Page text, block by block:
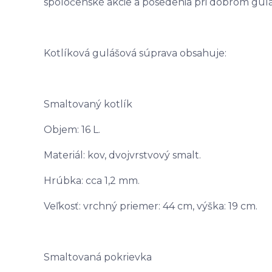
Kotlíková gulášová súprava obsahuje:
Smaltovaný kotlík
Objem: 16 L.
Materiál: kov, dvojvrstvový smalt.
Hrúbka: cca 1,2 mm.
Veľkosť: vrchný priemer: 44 cm, výška: 19 cm.
Smaltovaná pokrievka